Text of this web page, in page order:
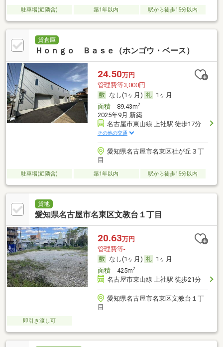
駐車場(近隣含) 築1年以内 駅から徒歩15分以内
貸倉庫
Ｈｏｎｇｏ Ｂａｓｅ（ホンゴウ・ベース）
24.50万円
管理費等3,000円
なし(1ヶ月)
1ヶ月
面積89.43m2
2025年9月 新築
名古屋市東山線 上社駅 徒歩17分
その他の交通
愛知県名古屋市名東区社が丘３丁
目
駐車場(近隣含) 築1年以内 駅から徒歩15分以内
貸地
愛知県名古屋市名東区文教台１丁目
20.63万円
管理費等-
なし(1ヶ月)
1ヶ月
面積425m2
名古屋市東山線 上社駅 徒歩21分
愛知県名古屋市名東区文教台１丁
目
即引き渡し可